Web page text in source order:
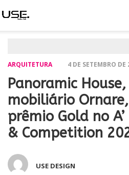
ARQUITETURA 4 DE SETEMBRO DE
Panoramic
mobiliário
prêmio Gold no
& Competition
USE DESIGN